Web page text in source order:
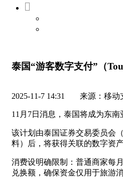

泰国“游客数字支付”（
2025-11-7 14:31 来源：移动
11月7日消息，泰国将成为东
该计划由泰国证券交易委员会
料）后，将获得关联的数字资
消费设明确限制：普通商家每
兑换额，确保资金仅用于旅游消